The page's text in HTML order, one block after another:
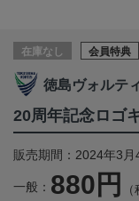
在庫なし 会員特典
徳島ヴォルテ
20周年記念ロゴ
販売期間：2024年3
一般： 880円